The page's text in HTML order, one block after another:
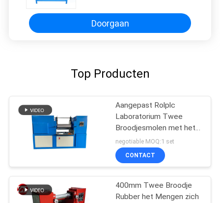
Doorgaan
Top Producten
Aangepast Rolplc
Laboratorium Twee
Broodjesmolen met het
Apparaat van de
Noodsituatiebescherming
negotiable MOQ:1 set
CONTACT
400mm Twee Broodje
Rubber het Mengen zich